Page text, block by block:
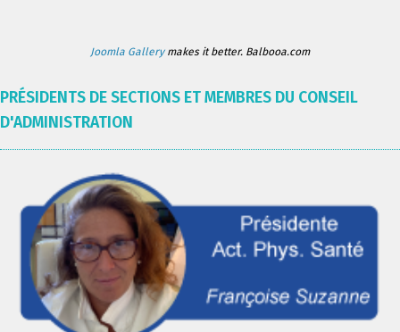
Joomla Gallerymakes it better. Balbooa.com
PRÉSIDENTS DE SECTIONS ET MEMBRES DU CONSEIL
D'ADMINISTRATION